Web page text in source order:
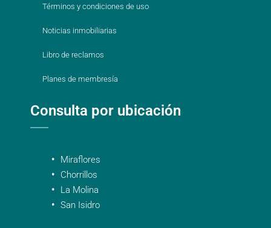
Términos y condiciones de uso
Noticias inmobiliarias
Libro de reclamos
Planes de membresía
Consulta por ubicación
Miraflores
Chorrillos
La Molina
San Isidro